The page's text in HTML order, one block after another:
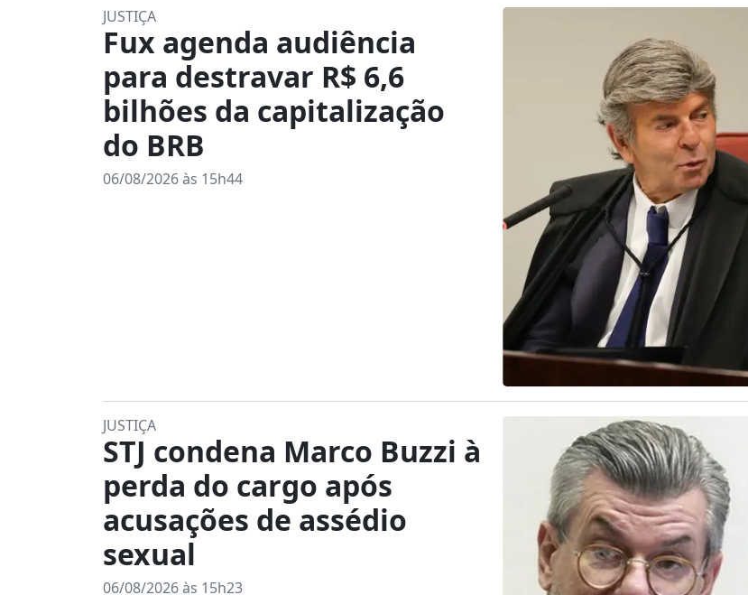
JUSTIÇA
Fux agenda audiência
para destravar R$ 6,6
bilhões da capitalização
do BRB
06/08/2026 às 15h44
JUSTIÇA
STJ condena Marco Buzzi à
perda do cargo após
acusações de assédio
sexual
06/08/2026 às 15h23